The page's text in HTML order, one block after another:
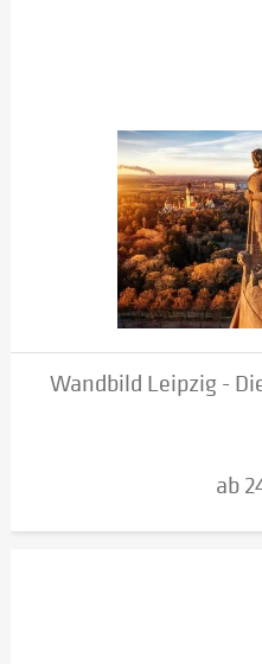
Wandbild Leipzig -
ab